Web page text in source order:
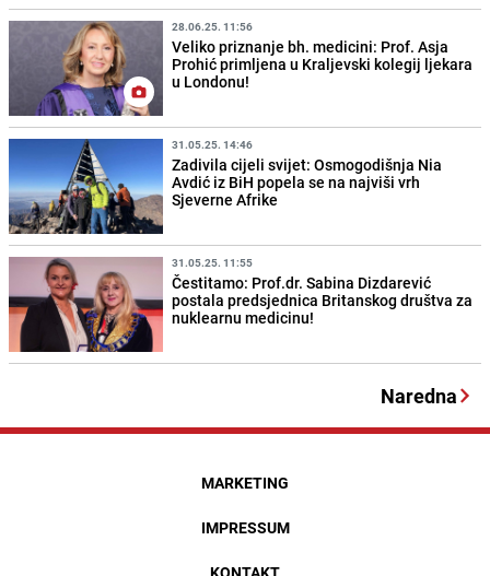
28.06.25. 11:56
Veliko priznanje bh. medicini: Prof. Asja
Prohić primljena u Kraljevski kolegij ljekara
u Londonu!
31.05.25. 14:46
Zadivila cijeli svijet: Osmogodišnja Nia
Avdić iz BiH popela se na najviši vrh
Sjeverne Afrike
31.05.25. 11:55
Čestitamo: Prof.dr. Sabina Dizdarević
postala predsjednica Britanskog društva za
nuklearnu medicinu!
Naredna
MARKETING
IMPRESSUM